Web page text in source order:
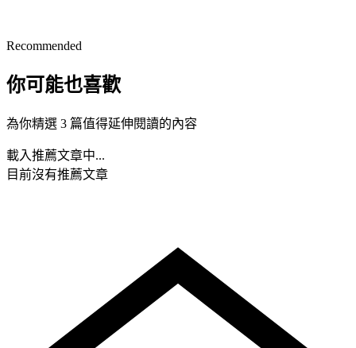
Recommended
你可能也喜歡
為你精選 3 篇值得延伸閱讀的內容
載入推薦文章中...
目前沒有推薦文章